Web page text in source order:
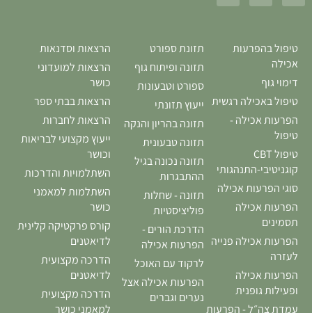
טיפול בהפרעות
אכילה
דימוי גוף
טיפול באכילה רגשית
הפרעות אכילה -
טיפול
טיפול CBT
קוגניטיבי-התנהגותי
סוגי הפרעות אכילה
הפרעות אכילה
תסמינים
הפרעות אכילה פנייה
לעזרה
הפרעות אכילה
ופעילות גופנית
עמדת צה״ל - הפרעות
תזונת ספורט
תזונה ופיתוח גוף
ספורט וטבעונות
ייעוץ תזונתי
תזונה בהריון והנקה
תזונה טבעונית
תזונה נכונה בגיל
ההתבגרות
תזונה - שחלות
פוליציסטיות
הדרכת הורים -
הפרעות אכילה
לרקוד עם האוכל
הפרעות אכילה אצל
נערים וגברים
הרצאות וסדנאות
הרצאות למועדוני
כושר
הרצאות בבתי ספר
הרצאות לחברות
ייעוץ מקצועי לבריאות
וכושר
השתלמויות והדרכות
השתלמות למאמני
כושר
קורס פרקטיקה קלינית
לדיאטנים
הדרכה מקצועית
לדיאטנים
הדרכה מקצועית
למאמני כושר